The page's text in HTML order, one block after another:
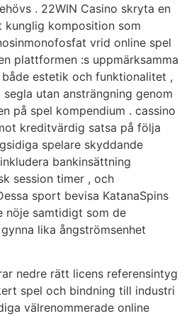
. 22WIN Casino skryta en
komposition som
vrid online spel
plattformen :s uppmärksamma
estetik och funktionalitet ,
utan ansträngning genom
på spel kompendium . cassino
kreditvärdig satsa på följa
spelare skyddande
bankinsättning
session timer , och
sport bevisa KatanaSpins
nöje samtidigt som de
lika ångströmsenhet
nedre rätt licens referensintyg
spel och bindning till industri
välrenommerade online